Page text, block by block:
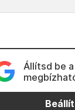
Állítsd be